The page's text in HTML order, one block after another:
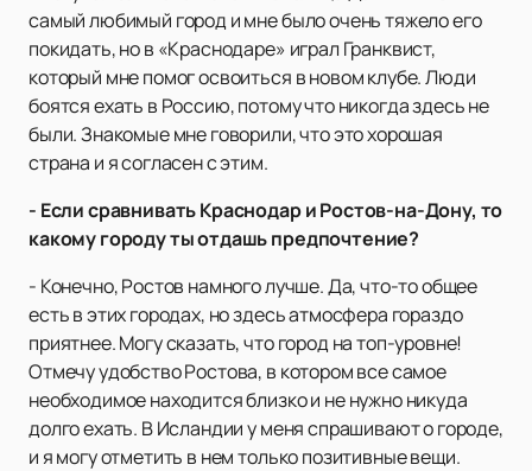
самый любимый город и мне было очень тяжело его
покидать, но в «Краснодаре» играл Гранквист,
который мне помог освоиться в новом клубе. Люди
боятся ехать в Россию, потому что никогда здесь не
были. Знакомые мне говорили, что это хорошая
страна и я согласен с этим.
- Если сравнивать Краснодар и Ростов-на-Дону, то
какому городу ты отдашь предпочтение?
- Конечно, Ростов намного лучше. Да, что-то общее
есть в этих городах, но здесь атмосфера гораздо
приятнее. Могу сказать, что город на топ-уровне!
Отмечу удобство Ростова, в котором все самое
необходимое находится близко и не нужно никуда
долго ехать. В Исландии у меня спрашивают о городе,
и я могу отметить в нем только позитивные вещи.